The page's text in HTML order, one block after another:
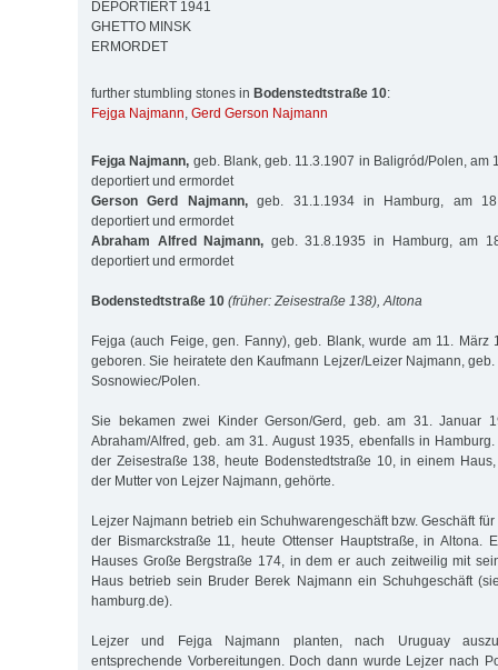
DEPORTIERT 1941
GHETTO MINSK
ERMORDET
further stumbling stones in Bodenstedtstraße 10:
Fejga Najmann, Gerd Gerson Najmann
Fejga Najmann, geb. Blank, geb. 11.3.1907 in Baligród/Polen, am
deportiert und ermordet
Gerson Gerd Najmann,geb. 31.1.1934 in Hamburg, am
deportiert und ermordet
Abraham Alfred Najmann, geb. 31.8.1935 in Hamburg, am
deportiert und ermordet
Bodenstedtstraße 10 (früher: Zeisestraße 138), Altona
Fejga (auch Feige, gen. Fanny), geb. Blank, wurde am 11. März
geboren. Sie heiratete den Kaufmann Lejzer/Leizer Najmann,
Sosnowiec/Polen.
Sie bekamen zwei Kinder Gerson/Gerd, geb. am 31. Januar
Abraham/Alfred, geb. am 31. August 1935, ebenfalls in
der Zeisestraße 138, heute Bodenstedtstraße 10, in einem
der Mutter von Lejzer Najmann, gehörte.
Lejzer Najmann betrieb ein Schuhwarengeschäft bzw. Geschäft
der Bismarckstraße 11, heute Ottenser Hauptstraße, in Altona.
Hauses Große Bergstraße 174, in dem er auch zeitweilig mit
Haus betrieb sein Bruder Berek Najmann ein Schuhgeschäft
hamburg.de).
Lejzer und Fejga Najmann planten, nach Uruguay
entsprechende Vorbereitungen. Doch dann wurde Lejzer nach